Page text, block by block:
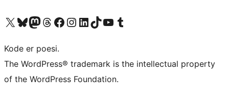
Besøg vores X (tidligere Twitter) konto
Besøg vores Bluesky-konto
Besøg vores Mastodon konto
Besøg vores Threads-konto
Besøg vores Facebook sideBesøg vores Instagram konto
Besøg vores LinkedIn konto
Besøg vores TikTok-konto
Besøg vores YouTube-kanalBesøg vores Tumblr-konto
Kode er poesi.
The WordPress® trademark is the intellectual property
of the WordPress Foundation.